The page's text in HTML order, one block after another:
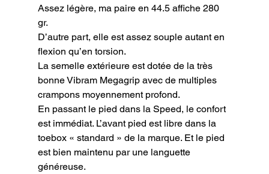
Assez légère, ma paire en 44.5 affiche 280
gr.
D’autre part, elle est assez souple autant en
flexion qu’en torsion.
La semelle extérieure est dotée de la très
bonne Vibram Megagrip avec de multiples
crampons moyennement profond.
En passant le pied dans la Speed, le confort
est immédiat. L’avant pied est libre dans la
toebox « standard » de la marque. Et le pied
est bien maintenu par une languette
généreuse.